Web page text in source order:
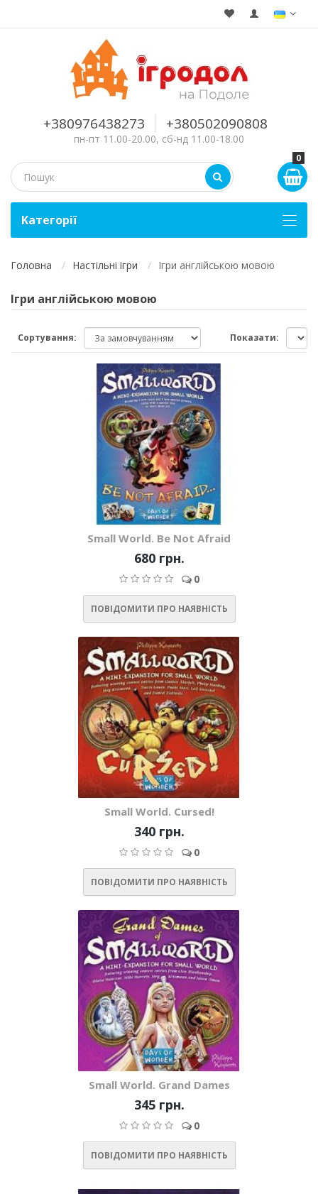
+380976438273 +380502090808
пн-пт 11.00-20.00, сб-нд 11.00-18.00
0
Kатегорії
Головна Настільні ігри Ігри англійською мовою
Ігри англійською мовою
Сортування: Показати:
Small World. Be Not Afraid
680 грн.
0
ПОВІДОМИТИ ПРО НАЯВНІСТЬ
Small World. Cursed!
340 грн.
0
ПОВІДОМИТИ ПРО НАЯВНІСТЬ
Small World. Grand Dames
345 грн.
0
ПОВІДОМИТИ ПРО НАЯВНІСТЬ